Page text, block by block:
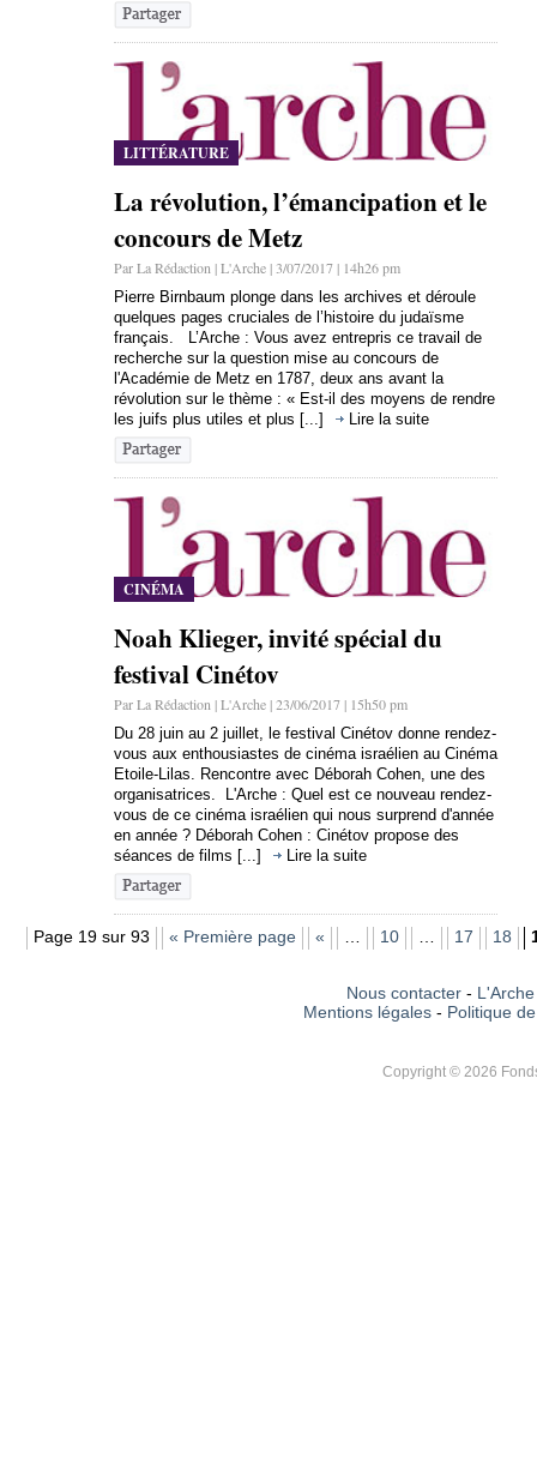
LITTÉRATURE
La révolution, l’émancipation et le
concours de Metz
Par La Rédaction | L'Arche | 3/07/2017 | 14h26 pm
Pierre Birnbaum plonge dans les archives et déroule
quelques pages cruciales de l’histoire du judaïsme
français. L’Arche : Vous avez entrepris ce travail de
recherche sur la question mise au concours de
l'Académie de Metz en 1787, deux ans avant la
révolution sur le thème : « Est-il des moyens de rendre
les juifs plus utiles et plus [...]
Lire la suite
CINÉMA
Noah Klieger, invité spécial du
festival Cinétov
Par La Rédaction | L'Arche | 23/06/2017 | 15h50 pm
Du 28 juin au 2 juillet, le festival Cinétov donne rendez-
vous aux enthousiastes de cinéma israélien au Cinéma
Etoile-Lilas. Rencontre avec Déborah Cohen, une des
organisatrices. L'Arche : Quel est ce nouveau rendez-
vous de ce cinéma israélien qui nous surprend d'année
en année ? Déborah Cohen : Cinétov propose des
séances de films [...]
Lire la suite
Page 19 sur 93 « Première page « 10 17 18
Nous contacter-
Mentions légales - Politique
Copyright © 2026